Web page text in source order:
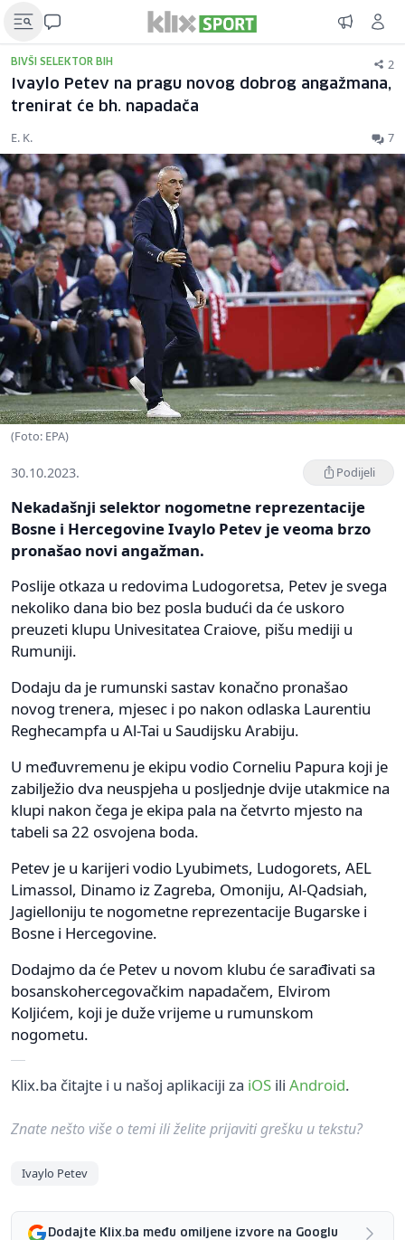
BIVŠI SELEKTOR BIH 2
Ivaylo Petev na pragu novog dobrog angažmana,
trenirat će bh. napadača
E. K. 7
(Foto: EPA)
30.10.2023. Podijeli
Nekadašnji selektor nogometne reprezentacije
Bosne i Hercegovine Ivaylo Petev je veoma brzo
pronašao novi angažman.
Poslije otkaza u redovima Ludogoretsa, Petev je svega
nekoliko dana bio bez posla budući da će uskoro
preuzeti klupu Univesitatea Craiove, pišu mediji u
Rumuniji.
Dodaju da je rumunski sastav konačno pronašao
novog trenera, mjesec i po nakon odlaska Laurentiu
Reghecampfa u Al-Tai u Saudijsku Arabiju.
U međuvremenu je ekipu vodio Corneliu Papura koji je
zabilježio dva neuspjeha u posljednje dvije utakmice na
klupi nakon čega je ekipa pala na četvrto mjesto na
tabeli sa 22 osvojena boda.
Petev je u karijeri vodio Lyubimets, Ludogorets, AEL
Limassol, Dinamo iz Zagreba, Omoniju, Al-Qadsiah,
Jagielloniju te nogometne reprezentacije Bugarske i
Bosne i Hercegovine.
Dodajmo da će Petev u novom klubu će sarađivati sa
bosanskohercegovačkim napadačem, Elvirom
Koljićem, koji je duže vrijeme u rumunskom
nogometu.
Klix.ba čitajte i u našoj aplikaciji za iOS ili Android.
Znate nešto više o temi ili želite prijaviti grešku u tekstu?
Ivaylo Petev
Dodajte Klix.ba među omiljene izvore na Googlu